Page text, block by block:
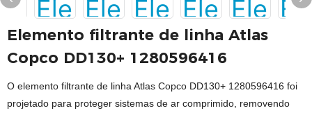
Elemento filtrante de linha Atlas
Copco DD130+ 1280596416
O elemento filtrante de linha Atlas Copco DD130+ 1280596416 foi
projetado para proteger sistemas de ar comprimido, removendo